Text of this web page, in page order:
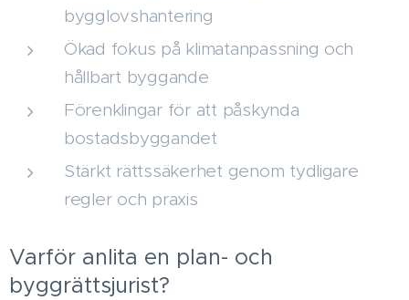
bygglovshantering
Ökad fokus på klimatanpassning och
hållbart byggande
Förenklingar för att påskynda
bostadsbyggandet
Stärkt rättssäkerhet genom tydligare
regler och praxis
Varför anlita en plan- och
byggrättsjurist?